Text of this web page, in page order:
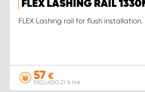
FLEX LASHING RAIL
FLEX Lashing rail for flush installation.
57 €
EXCLUIDO 21 % IVA